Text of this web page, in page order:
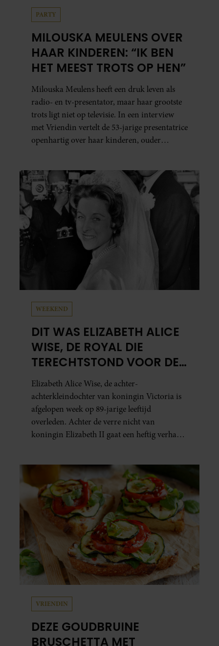
PARTY
MILOUSKA MEULENS OVER
HAAR KINDEREN: “IK BEN
HET MEEST TROTS OP HEN”
Milouska Meulens heeft een druk leven als
radio- en tv-presentator, maar haar grootste
trots ligt niet op televisie. In een interview
met Vriendin vertelt de 53-jarige presentatrice
openhartig over haar kinderen, ouder
welke levenslessen haar vandaag de dag het
meest bezighouden.
WEEKEND
DIT WAS ELIZABETH ALICE
WISE, DE ROYAL DIE
TERECHTSTOND VOOR DE
DOOD VAN HAAR BABY
Elizabeth Alice Wise, de achter-
achterkleindochter van koningin Victoria is
afgelopen week op 89-jarige leeftijd
overleden. Achter de verre nicht van
koningin Elizabeth II gaat een heftig verhaal
VRIENDIN
DEZE GOUDBRUINE
BRUSCHETTA MET